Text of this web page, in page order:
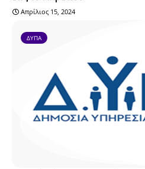
Απρίλιος 15, 2024
ΔΥΠΑ